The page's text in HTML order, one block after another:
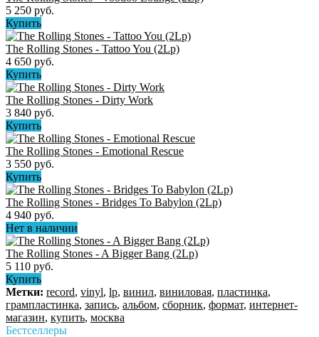
5 250 руб.
Купить
The Rolling Stones - Tattoo You (2Lp)
4 650 руб.
Купить
The Rolling Stones - Dirty Work
3 840 руб.
Купить
The Rolling Stones - Emotional Rescue
3 550 руб.
Купить
The Rolling Stones - Bridges To Babylon (2Lp)
4 940 руб.
Нет в наличии
The Rolling Stones - A Bigger Bang (2Lp)
5 110 руб.
Купить
Метки: record, vinyl, lp, винил, виниловая, пластинка,
грампластинка, запись, альбом, сборник, формат, интернет-
магазин, купить, москва
Бестселлеры